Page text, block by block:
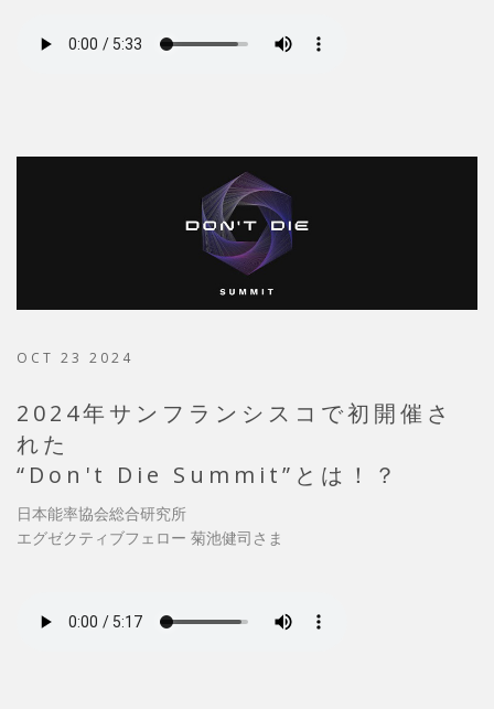
OCT 23 2024
2024年サンフランシスコで初開催さ
れた
“Don't Die Summit”とは！？
日本能率協会総合研究所
エグゼクティブフェロー 菊池健司さま